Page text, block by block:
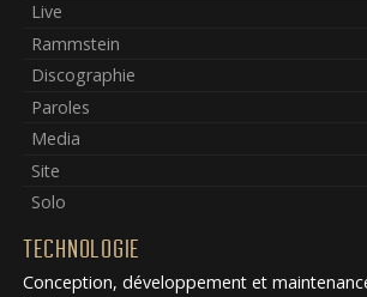
Live
Rammstein
Discographie
Paroles
Media
Site
Solo
TECHNOLOGIE
Conception, développement et